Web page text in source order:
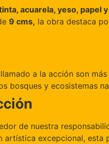
acuarela, yeso, papel
9 cms, la obra destaca
a la acción son
y ecosistemas
de nuestra
excepcional,